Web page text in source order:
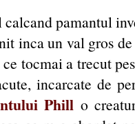
pamantul
inca un val gros
tocmai a trecut
incarcate de
Phill o